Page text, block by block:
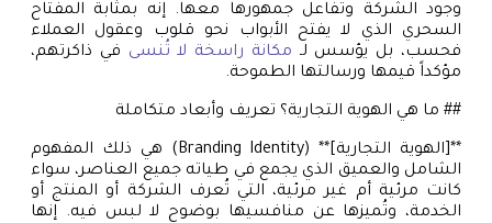
وجود الشركة وتفاعل جمهورها معها. إنه بمثابة المفتاح
السحري الذي لا يفتح الأبواب نحو قلوب وعقول العملاء
فحسب، بل يؤسس لـ مكانة راسخة لا تُنسى في ذاكرتهم،
مؤكداً قيمها ورسالتها الطموحة.
## ما هي الهوية التجارية؟ تعريف وأبعاد متكاملة
**[الهوية التجارية]** (Branding Identity) هي ذلك المفهوم
الشامل والعميق الذي يجمع في طياته جميع العناصر، سواء
كانت مرئية أم غير مرئية، التي تُعرف الشركة أو المنتج أو
الخدمة، وتُميزها عن منافسيها بوضوح لا لبس فيه. إنها